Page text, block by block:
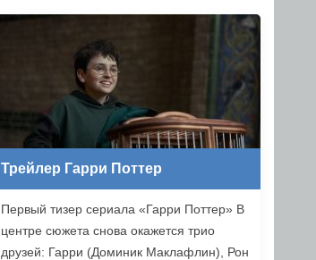
«Хоттабыч» выйдет в прокат 1 января
Трейлер Гарри Поттер
Первый тизер сериала «Гарри Поттер» В
центре сюжета снова окажется трио
друзей: Гарри (Доминик Маклафлин), Рон